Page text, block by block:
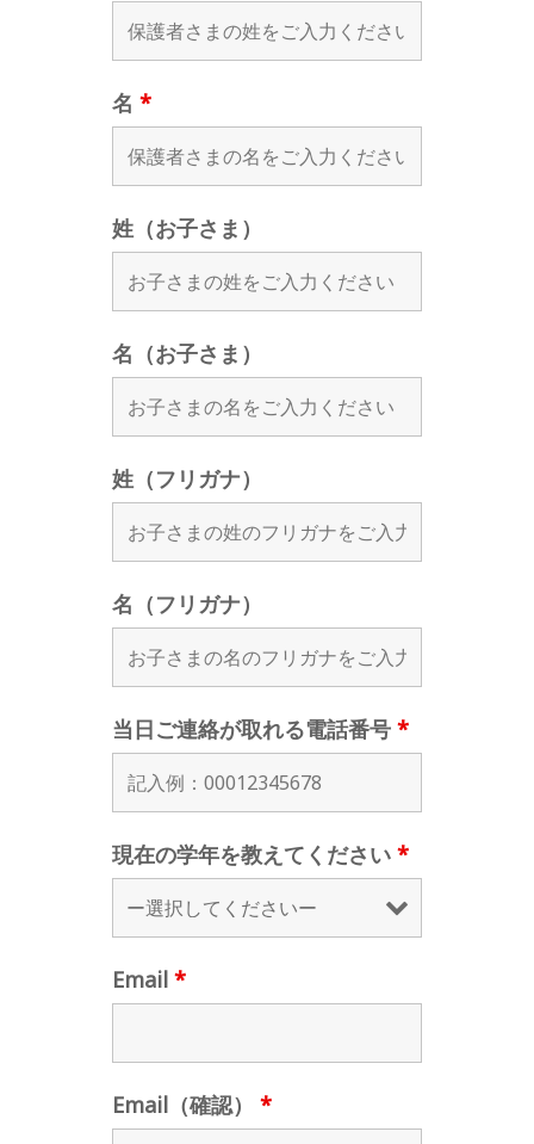
名 *
姓（お子さま）
名（お子さま）
姓（フリガナ）
名（フリガナ）
当日ご連絡が取れる電話番号 *
現在の学年を教えてください *
Email *
Email（確認） *